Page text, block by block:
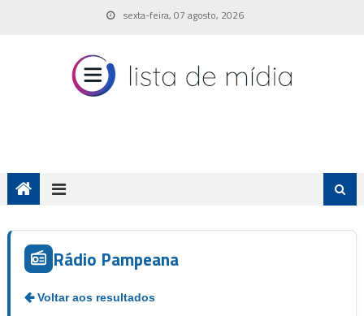
sexta-feira, 07 agosto, 2026
Rádio Pampeana